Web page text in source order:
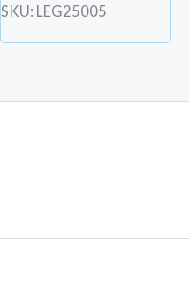
SKU: LEG25005